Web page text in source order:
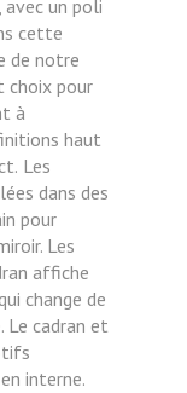
un poli
cette
de notre
choix pour
à
haut
Les
dans des
pour
Les
affiche
change de
Le cadran et
interne.